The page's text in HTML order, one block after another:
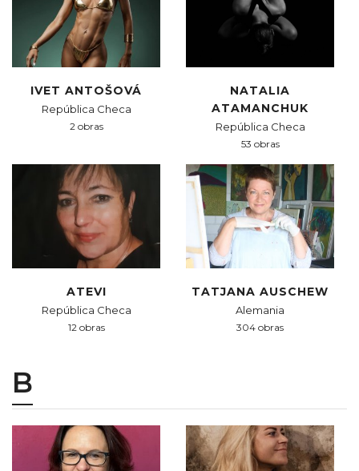
IVET ANTOŠOVÁ
República Checa
2 obras
NATALIA
ATAMANCHUK
República Checa
53 obras
ATEVI
República Checa
12 obras
TATJANA AUSCHEW
Alemania
304 obras
B